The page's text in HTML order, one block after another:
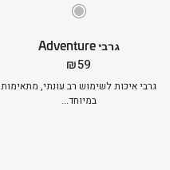
גרבי Adventure
₪59
גרבי איכות לשימוש רב עונתי, מתאימות
במיוחד...